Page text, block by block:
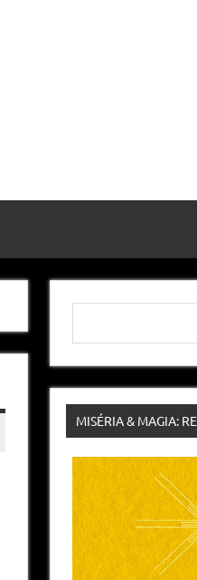
Pesquisar
MISÉRIA & MAGIA: